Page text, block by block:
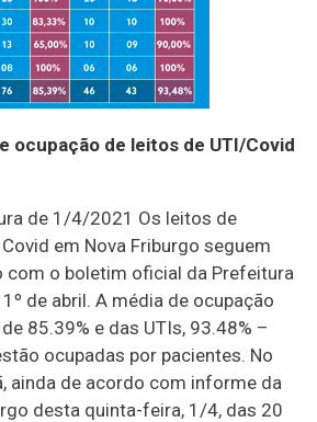
ocupação de leitos de UTI/Covid
de 1/4/2021 Os leitos de
em Nova Friburgo seguem
com o boletim oficial da Prefeitura
de abril. A média de ocupação
85.39% e das UTIs, 93.48% –
ocupadas por pacientes. No
ainda de acordo com informe da
desta quinta-feira, 1/4, das 20